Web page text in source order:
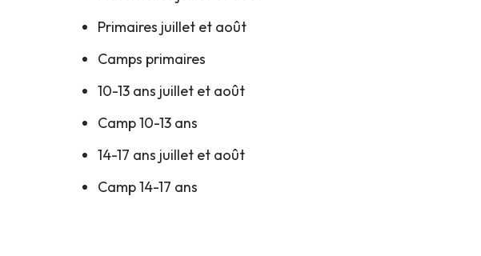
Primaires juillet et août
Camps primaires
10-13 ans juillet et août
Camp 10-13 ans
14-17 ans juillet et août
Camp 14-17 ans